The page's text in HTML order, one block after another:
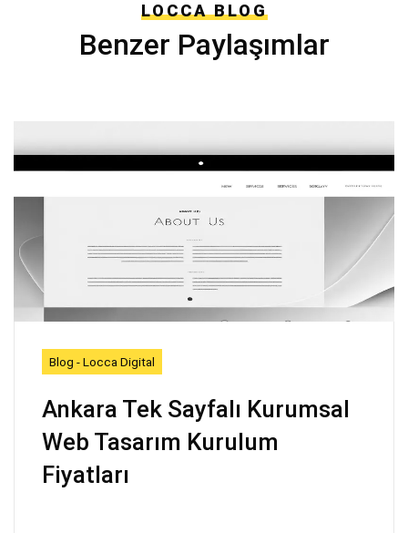
LOCCA BLOG
Benzer Paylaşımlar
Blog - Locca Digital
Ankara Tek Sayfalı Kurumsal
Web Tasarım Kurulum
Fiyatları